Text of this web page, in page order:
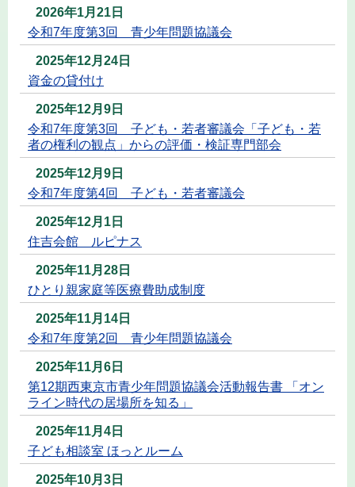
2026年1月21日
令和7年度第3回 青少年問題協議会
2025年12月24日
資金の貸付け
2025年12月9日
令和7年度第3回 子ども・若者審議会「子ども・若
者の権利の観点」からの評価・検証専門部会
2025年12月9日
令和7年度第4回 子ども・若者審議会
2025年12月1日
住吉会館 ルピナス
2025年11月28日
ひとり親家庭等医療費助成制度
2025年11月14日
令和7年度第2回 青少年問題協議会
2025年11月6日
第12期西東京市青少年問題協議会活動報告書 「オン
ライン時代の居場所を知る」
2025年11月4日
子ども相談室 ほっとルーム
2025年10月3日